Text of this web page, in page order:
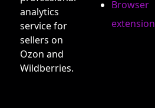
analytics
service for
sellers on
Ozon and
Wildberries.
Browser
extension